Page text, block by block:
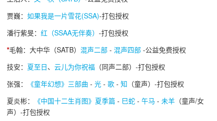
贾巍：如果我是一片雪花(SSA)-打包授权
潘行紫旻：红（SSAA无伴奏）-打包授权
*毛翰：大中华（SATB） 混声二部 - 混声四部 -公益免费授权
技安： 夏至日、云儿为你祝福 （同声二部）-打包授权
张强：
《童年幻想》三部曲 -光 -歌 -知 （童声）-打包授权
夏炎彬：
《中国十二生肖图》夏季篇 - 巳蛇 -午马 -未羊 （童声/女
声）-打包授权